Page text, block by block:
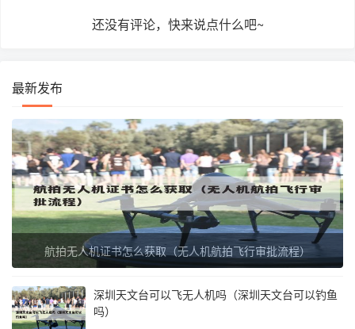
还没有评论，快来说点什么吧~
最新发布
航拍无人机证书怎么获取（无人机航拍飞行审批流程）
深圳天文台可以飞无人机吗（深圳天文台可以钓鱼
吗）